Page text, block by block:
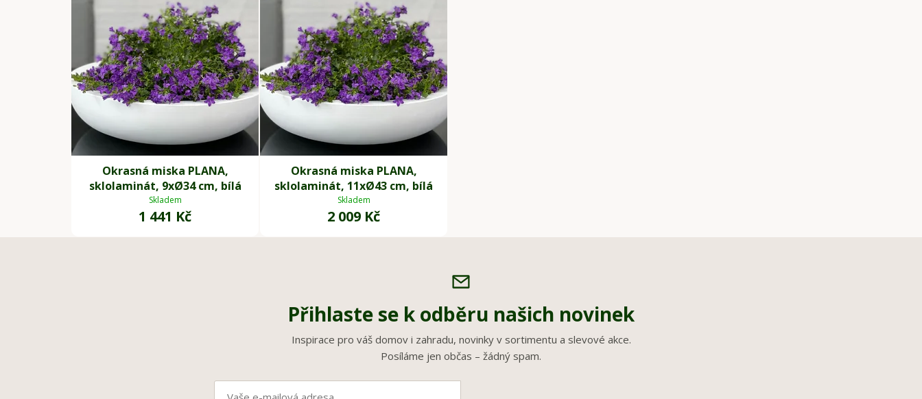
Okrasná miska PLANA,
sklolaminát, 9xØ34 cm, bílá
Skladem
1 441 Kč
Okrasná miska PLANA,
sklolaminát, 11xØ43 cm, bílá
Skladem
2 009 Kč
Přihlaste se k odběru našich novinek
Inspirace pro váš domov i zahradu, novinky v sortimentu a slevové akce.
Posíláme jen občas – žádný spam.